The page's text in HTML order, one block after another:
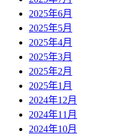
2025年6月
2025年5月
2025年4月
2025年3月
2025年2月
2025年1月
2024年12月
2024年11月
2024年10月